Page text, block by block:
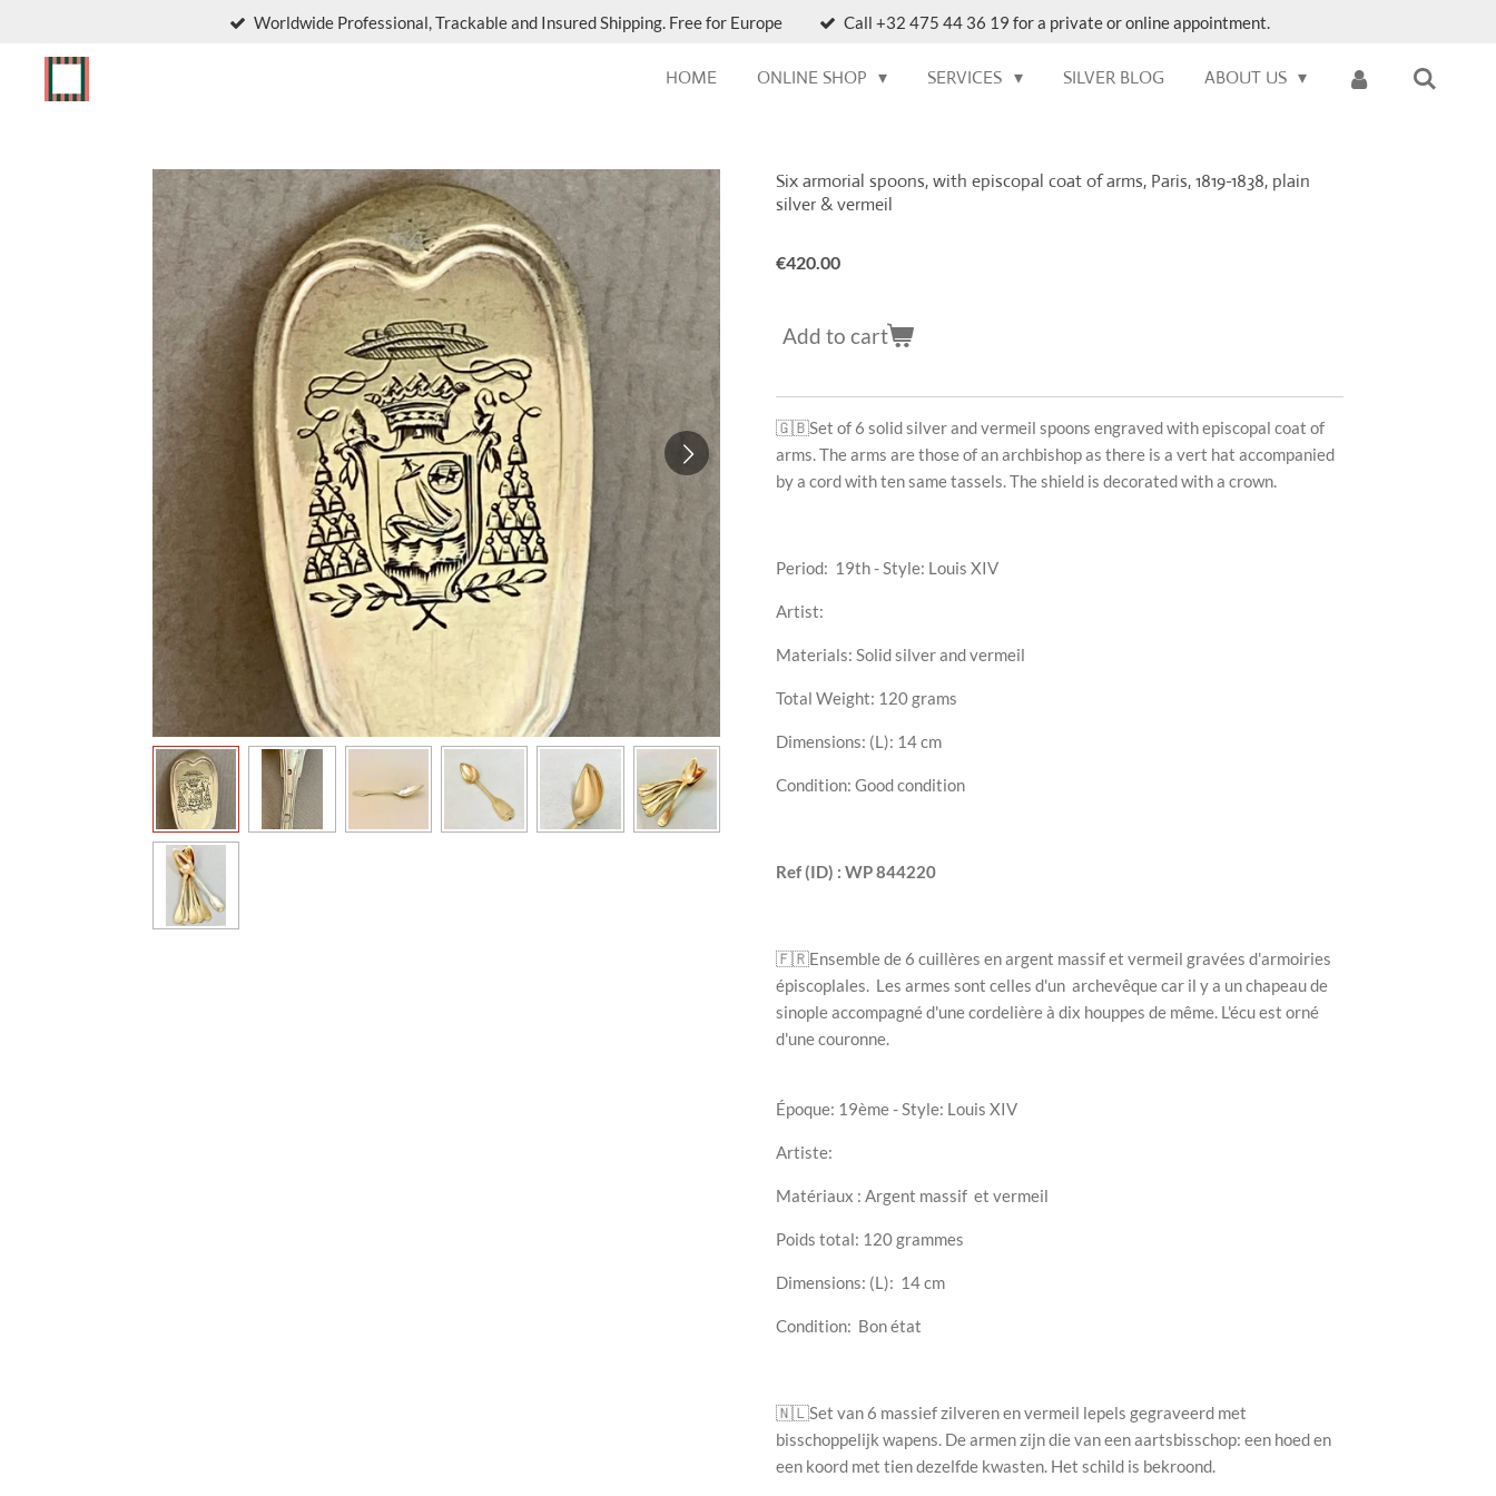
content
Worldwide Professional, Trackable and Insured Shipping. Free for Europe Call +32 475 44 36 19 for a private or online appointment.
HOME ONLINE SHOP SERVICES SILVER BLOG ABOUT US
Six armorial spoons, with episcopal coat of arms, Paris, 1819-1838, plain
silver & vermeil
€420.00
Add to cart
🇬🇧Set of 6 solid silver and vermeil spoons engraved with episcopal coat of
arms. The arms are those of an archbishop as there is a vert hat accompanied
by a cord with ten same tassels. The shield is decorated with a crown.
Period: 19th - Style: Louis XIV
Artist:
Materials: Solid silver and vermeil
Total Weight: 120 grams
Dimensions: (L): 14 cm
Condition: Good condition
Ref (ID) : WP 844220
🇫🇷Ensemble de 6 cuillères en argent massif et vermeil gravées d'armoiries
épiscoplales. Les armes sont celles d'un archevêque car il y a un chapeau de
sinople accompagné d'une cordelière à dix houppes de même. L'écu est orné
d'une couronne.
Époque: 19ème - Style: Louis XIV
Artiste:
Matériaux : Argent massif et vermeil
Poids total: 120 grammes
Dimensions: (L): 14cm
Condition: Bon état
🇳🇱Set van 6 massief zilveren en vermeil lepels gegraveerd met
bisschoppelijk wapens. De armen zijn die van een aartsbisschop: een hoed en
een koord met tien dezelfde kwasten. Het schild is bekroond.